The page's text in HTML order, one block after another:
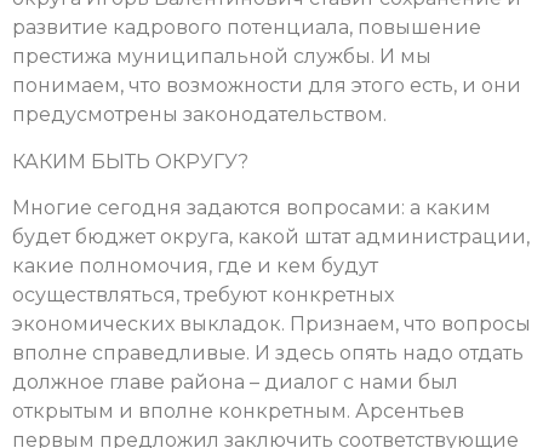
развитие кадрового потенциала, повышение
престижа муниципальной службы. И мы
понимаем, что возможности для этого есть, и они
предусмотрены законодательством.
КАКИМ БЫТЬ ОКРУГУ?
Многие сегодня задаются вопросами: а каким
будет бюджет округа, какой штат администрации,
какие полномочия, где и кем будут
осуществляться, требуют конкретных
экономических выкладок. Признаем, что вопросы
вполне справедливые. И здесь опять надо отдать
должное главе района – диалог с нами был
открытым и вполне конкретным. Арсентьев
первым предложил заключить соответствующие